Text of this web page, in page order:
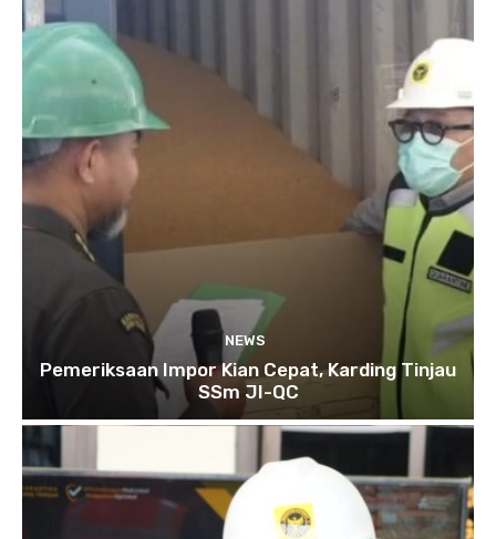
NEWS
Pemeriksaan Impor Kian Cepat, Karding Tinjau
SSm JI-QC